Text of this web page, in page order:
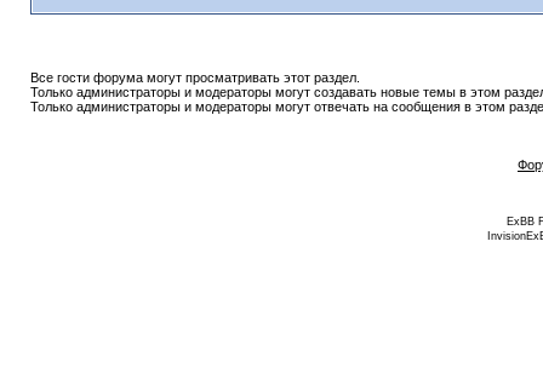
Все гости форума могут просматривать этот раздел.
Только администраторы и модераторы могут создавать новые темы в этом
Только администраторы и модераторы могут отвечать на сообщения в этом
ExBB